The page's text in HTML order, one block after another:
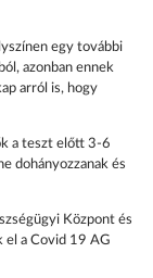
egy további
azonban ennek
arról is, hogy
a teszt előtt 3-6
dohányozzanak és
Központ és
el a Covid 19 AG